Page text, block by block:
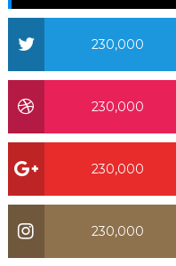
230,000
230,000
230,000
230,000